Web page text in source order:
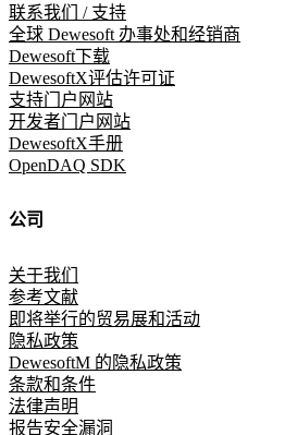
联系我们 / 支持
全球 Dewesoft 办事处和经销商
Dewesoft下载
DewesoftX评估许可证
支持门户网站
开发者门户网站
DewesoftX手册
OpenDAQ SDK
公司
关于我们
参考文献
即将举行的贸易展和活动
隐私政策
DewesoftM 的隐私政策
条款和条件
法律声明
报告安全漏洞